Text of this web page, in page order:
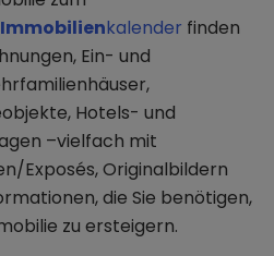
Immobilienkalender finden
Ein- und
Hotels- und
–vielfach mit
Exposés, Originalbildern
die Sie benötigen,
zu ersteigern.